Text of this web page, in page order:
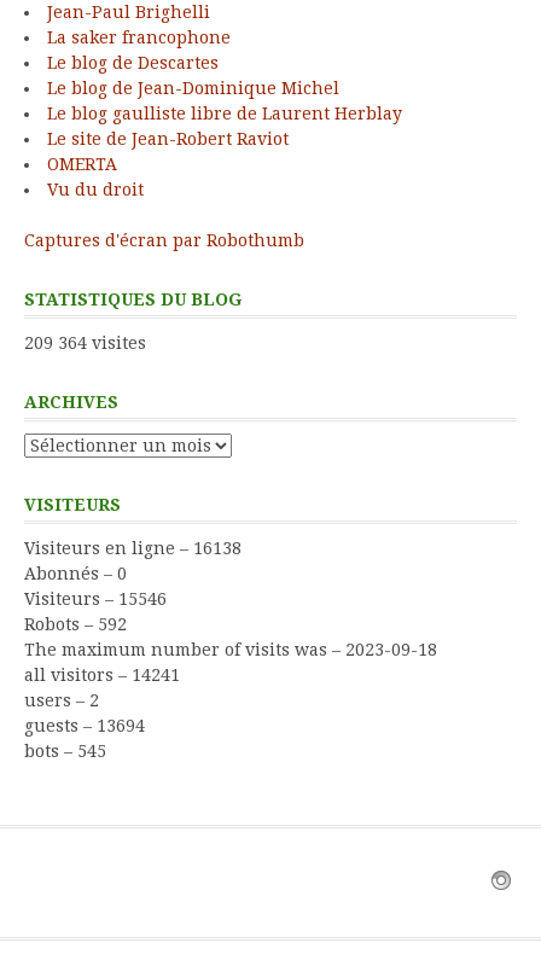
Jean-Paul Brighelli
La saker francophone
Le blog de Descartes
Le blog de Jean-Dominique Michel
Le blog gaulliste libre de Laurent Herblay
Le site de Jean-Robert Raviot
OMERTA
Vu du droit
Captures d'écran par Robothumb
STATISTIQUES DU BLOG
209 364 visites
ARCHIVES
Archives
VISITEURS
Visiteurs en ligne – 16138
Abonnés – 0
Visiteurs – 15546
Robots – 592
The maximum number of visits was – 2023-09-18
all visitors – 14241
users – 2
guests – 13694
bots – 545